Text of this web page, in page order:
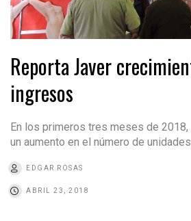
Reporta Javer
ingresos
En los primeros tres meses de
un aumento en el número de
EDGAR ROSAS
ABRIL 23, 2018